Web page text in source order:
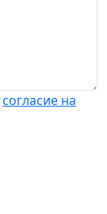
согласие на